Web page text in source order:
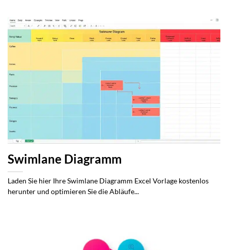
Swimlane Diagramm
Laden Sie hier Ihre Swimlane Diagramm Excel Vorlage kostenlos
herunter und optimieren Sie die Abläufe...